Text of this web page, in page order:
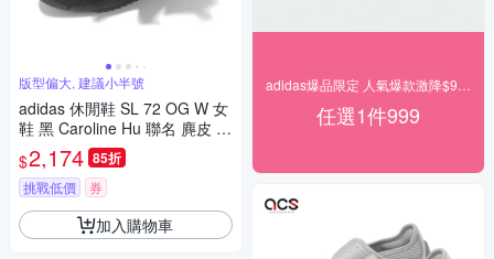
版型偏大, 建議小半號
adidas 休閒鞋 SL 72 OG W 女
鞋 黑 Caroline Hu 聯名 麂皮 蝴
蝶結 愛迪達 JH7342
$2,174 85折
挑戰低價 券
加入購物車
任選1件999